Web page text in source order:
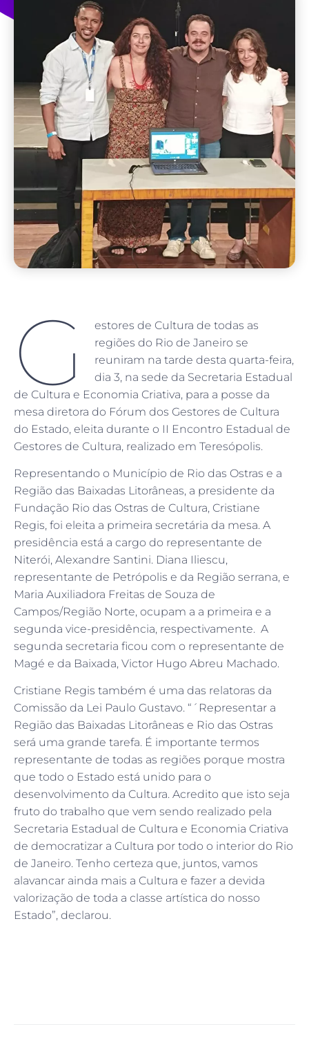
G
estores de Cultura de todas as
regiões do Rio de Janeiro se
reuniram na tarde desta quarta-feira,
dia 3, na sede da Secretaria Estadual
de Cultura e Economia Criativa, para a posse da
mesa diretora do Fórum dos Gestores de Cultura
do Estado, eleita durante o II Encontro Estadual de
Gestores de Cultura, realizado em Teresópolis.
Representando o Município de Rio das Ostras e a
Região das Baixadas Litorâneas, a presidente da
Fundação Rio das Ostras de Cultura, Cristiane
Regis, foi eleita a primeira secretária da mesa. A
presidência está a cargo do representante de
Niterói, Alexandre Santini. Diana Iliescu,
representante de Petrópolis e da Região serrana, e
Maria Auxiliadora Freitas de Souza de
Campos/Região Norte, ocupam a a primeira e a
segunda vice-presidência, respectivamente. A
segunda secretaria ficou com o representante de
Magé e da Baixada, Victor Hugo Abreu Machado.
Cristiane Regis também é uma das relatoras da
Comissão da Lei Paulo Gustavo. “´Representar a
Região das Baixadas Litorâneas e Rio das Ostras
será uma grande tarefa. É importante termos
representante de todas as regiões porque mostra
que todo o Estado está unido para o
desenvolvimento da Cultura. Acredito que isto seja
fruto do trabalho que vem sendo realizado pela
Secretaria Estadual de Cultura e Economia Criativa
de democratizar a Cultura por todo o interior do Rio
de Janeiro. Tenho certeza que, juntos, vamos
alavancar ainda mais a Cultura e fazer a devida
valorização de toda a classe artística do nosso
Estado”, declarou.